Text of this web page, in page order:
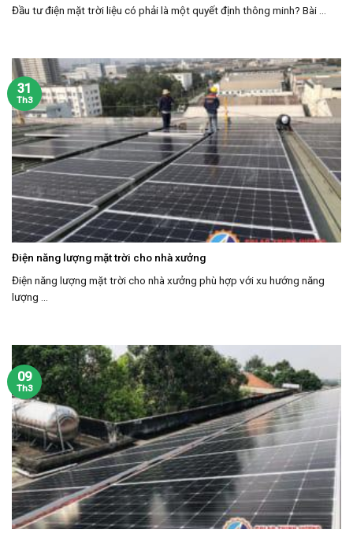
Đầu tư điện mặt trời liệu có phải là một quyết định thông minh? Bài ...
Điện năng lượng mặt trời cho nhà xưởng
Điện năng lượng mặt trời cho nhà xưởng phù hợp với xu hướng năng
lượng ...
31
Th3
09
Th3